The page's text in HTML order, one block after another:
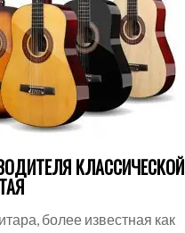
КЛАССИЧЕСКОЙ
более известная как